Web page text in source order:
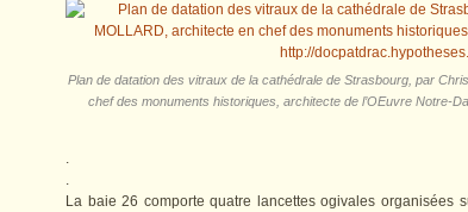
Plan de datation des vitraux de la cathédrale de Strasbourg, par
chef des monuments historiques, architecte de l’OEuvre Notre-
.
.
La baie 26 comporte quatre lancettes ogivales organisées